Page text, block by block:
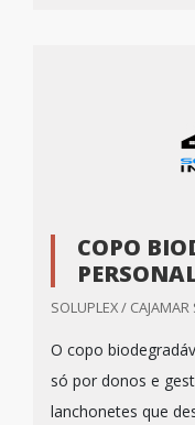
COPO
SOLUPLEX / CAJAMAR
O copo
só por donos e
lanchonetes que